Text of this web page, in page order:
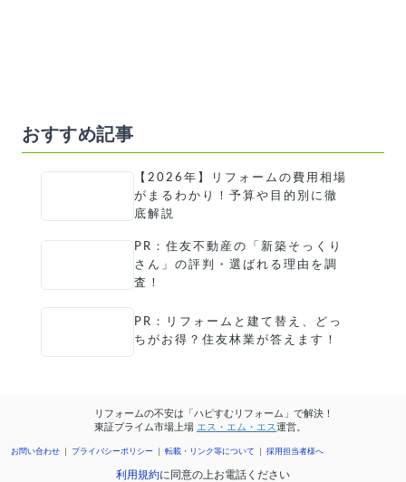
おすすめ記事
【2026年】リフォームの費用相場
がまるわかり！予算や目的別に徹
底解説
PR：住友不動産の「新築そっくり
さん」の評判・選ばれる理由を調
査！
PR：リフォームと建て替え、どっ
ちがお得？住友林業が答えます！
リフォームの不安は「ハピすむリフォーム」で解決！
東証プライム市場上場 エス・エム・エス運営。
お問い合わせ プライバシーポリシー 転載・リンク等について 採用担当者様へ
利用規約に同意の上お電話ください